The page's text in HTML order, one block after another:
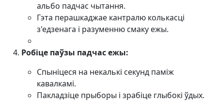
альбо падчас чытання.
Гэта перашкаджае кантралю колькасці
з'едзенага і разуменню смаку ежы.
Робіце паўзы падчас ежы:
Спыніцеся на некалькі секунд паміж
кавалкамі.
Пакладзіце прыборы і зрабіце глыбокі ўдых.